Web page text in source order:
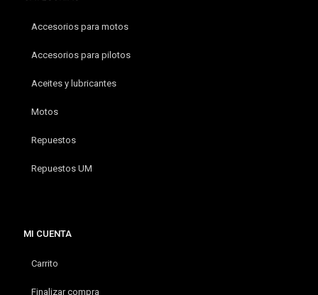
Accesorios para motos
Accesorios para pilotos
Aceites y lubricantes
Motos
Repuestos
Repuestos UM
MI CUENTA
Carrito
Finalizar compra